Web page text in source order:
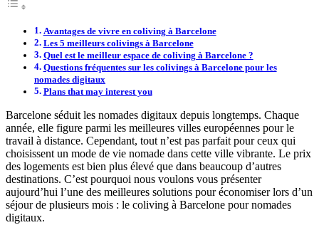
Avantages de vivre en coliving à Barcelone
Les 5 meilleurs colivings à Barcelone
Quel est le meilleur espace de coliving à Barcelone ?
Questions fréquentes sur les colivings à Barcelone pour les
nomades digitaux
Plans that may interest you
Barcelone séduit les nomades digitaux depuis longtemps. Chaque
année, elle figure parmi les meilleures villes européennes pour le
travail à distance. Cependant, tout n’est pas parfait pour ceux qui
choisissent un mode de vie nomade dans cette ville vibrante. Le prix
des logements est bien plus élevé que dans beaucoup d’autres
destinations. C’est pourquoi nous voulons vous présenter
aujourd’hui l’une des meilleures solutions pour économiser lors d’un
séjour de plusieurs mois : le coliving à Barcelone pour nomades
digitaux.